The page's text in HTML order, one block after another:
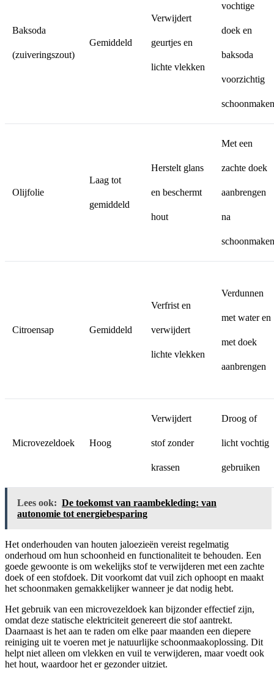
Baksoda
(zuiveringszout)
Gemiddeld
Verwijdert
geurtjes en
lichte vlekken
vochtige
doek en
baksoda
voorzichtig
schoonmaken
Olijfolie
Laag tot
gemiddeld
Herstelt glans
en beschermt
hout
Met een
zachte doek
aanbrengen
na
schoonmaken
Citroensap Gemiddeld
Verfrist en
verwijdert
lichte vlekken
Verdunnen
met water en
met doek
aanbrengen
Microvezeldoek Hoog
Verwijdert
stof zonder
krassen
Droog of
licht vochtig
gebruiken
Lees ook: De toekomst van raambekleding: van
autonomie tot energiebesparing
Het onderhouden van houten jaloezieën vereist regelmatig
onderhoud om hun schoonheid en functionaliteit te behouden. Een
goede gewoonte is om wekelijks stof te verwijderen met een zachte
doek of een stofdoek. Dit voorkomt dat vuil zich ophoopt en maakt
het schoonmaken gemakkelijker wanneer je dat nodig hebt.
Het gebruik van een microvezeldoek kan bijzonder effectief zijn,
omdat deze statische elektriciteit genereert die stof aantrekt.
Daarnaast is het aan te raden om elke paar maanden een diepere
reiniging uit te voeren met je natuurlijke schoonmaakoplossing. Dit
helpt niet alleen om vlekken en vuil te verwijderen, maar voedt ook
het hout, waardoor het er gezonder uitziet.